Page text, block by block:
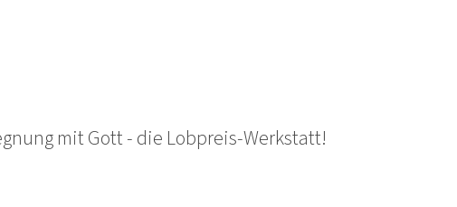
mit Gott - die Lobpreis-Werkstatt!